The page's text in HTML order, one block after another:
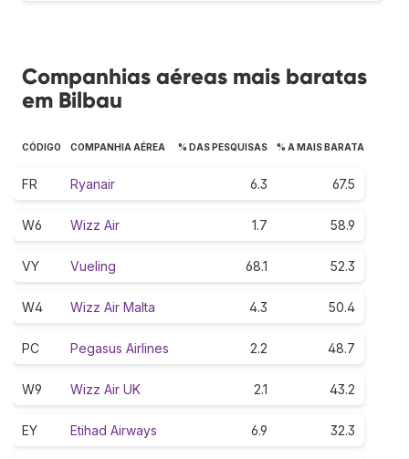
Companhias aéreas mais baratas
em Bilbau
CÓDIGO COMPANHIA AÉREA % DAS PESQUISAS % A MAIS BARATA
FR Ryanair 6.3 67.5
W6 Wizz Air 1.7 58.9
VY Vueling 68.1 52.3
W4 Wizz Air Malta 4.3 50.4
PC Pegasus Airlines 2.2 48.7
W9 Wizz Air UK 2.1 43.2
EY Etihad Airways 6.9 32.3